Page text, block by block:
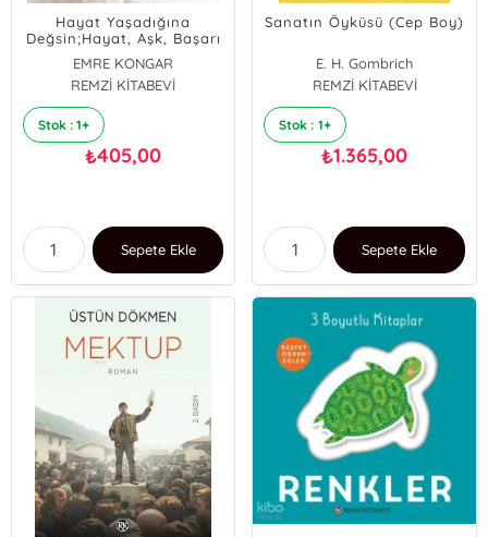
Hayat Yaşadığına
Değsin;Hayat, Aşk, Başarı
ve Mutluluk Üzerine
Kongarizmalar
EMRE KONGAR
REMZİ KİTABEVİ
Stok : 1+
₺405,00
Sepete Ekle
Sanatın Öyküsü (Cep Boy)
E. H. Gombrich
REMZİ KİTABEVİ
Stok : 1+
₺1.365,00
Sepete Ekle